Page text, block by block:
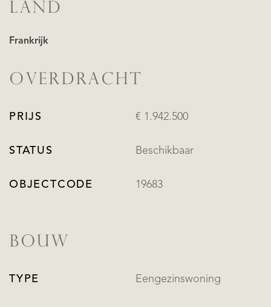
LAND
Frankrijk
OVERDRACHT
PRIJS € 1.942.500
STATUS Beschikbaar
OBJECTCODE 19683
BOUW
TYPE Eengezinswoning